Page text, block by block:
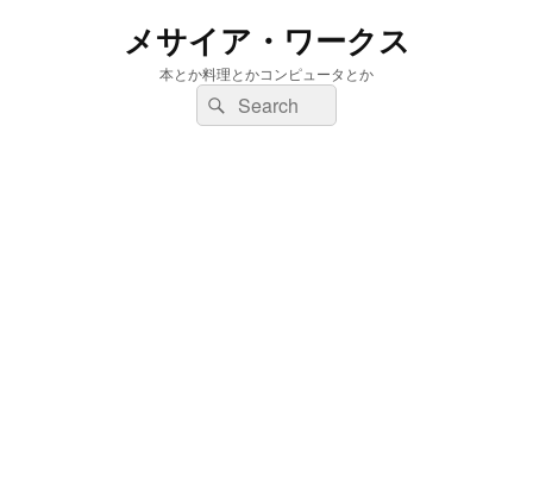
メサイア・ワークス
本とか料理とかコンピュータとか
検
索:
検
索